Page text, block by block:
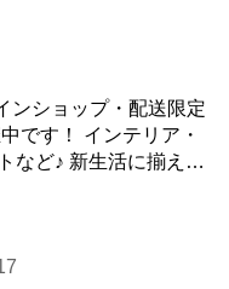
ンショップ・配送限定
など♪ 新生活に揃えた